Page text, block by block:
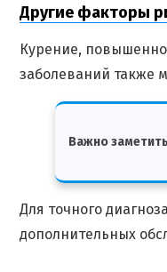
Другие факторы
Курение,
заболеваний также
Важно
Для точного
дополнительных